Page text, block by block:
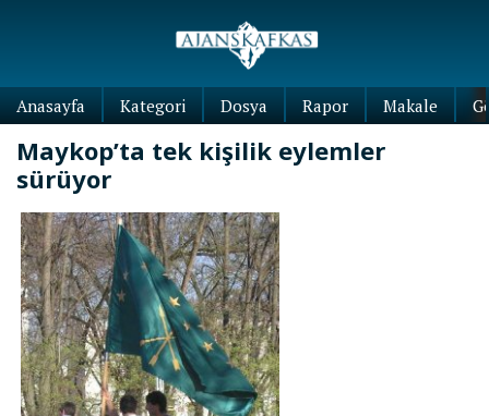
Anasayfa Kategori Dosya Rapor Makale
Maykop’ta tek kişilik eylemler
sürüyor